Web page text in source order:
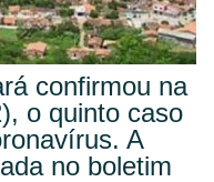
confirmou na
o quinto caso
A
no boletim